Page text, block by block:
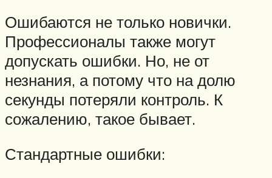
Ошибаются не только новички.
Профессионалы также могут
допускать ошибки. Но, не от
незнания, а потому что на долю
секунды потеряли контроль. К
сожалению, такое бывает.
Стандартные ошибки: